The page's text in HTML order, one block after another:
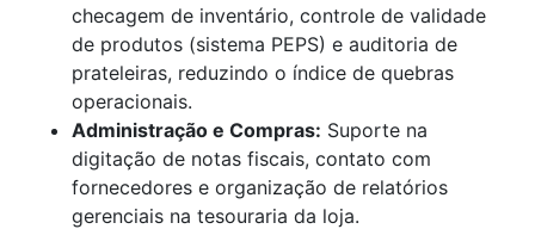
checagem de inventário, controle de validade
de produtos (sistema PEPS) e auditoria de
prateleiras, reduzindo o índice de quebras
operacionais.
Administração e Compras: Suporte na
digitação de notas fiscais, contato com
fornecedores e organização de relatórios
gerenciais na tesouraria da loja.